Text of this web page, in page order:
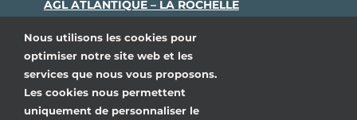
AGL ATLANTIQUE – LA ROCHELLE
Rochelle, France
AGL BRETAGNE – LORIENT
1, rue Cdt L’Herminier, Bloc K2, 56100
France
Nous utilisons les cookies pour
optimiser notre site web et les
services que nous vous proposons.
Les cookies nous permettent
uniquement de personnaliser le